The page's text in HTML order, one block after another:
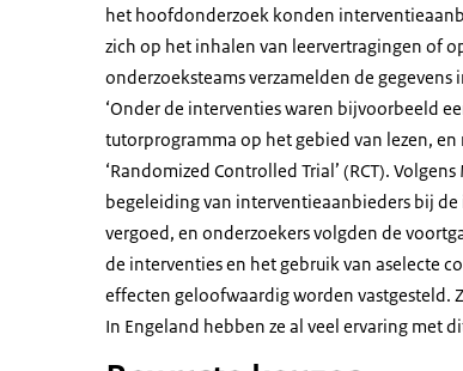
het hoofdonderzoek konden
zich op het inhalen van leervertragingen of
onderzoeksteams verzamelden de
‘Onder de interventies waren bijvoorbeeld
tutorprogramma op het gebied van lezen, en
‘Randomized Controlled Trial’ (RCT).
begeleiding van interventieaanbieders bij
vergoed, en onderzoekers volgden de
de interventies en het gebruik van aselecte
effecten geloofwaardig worden vastgesteld.
In Engeland hebben ze al veel ervaring met